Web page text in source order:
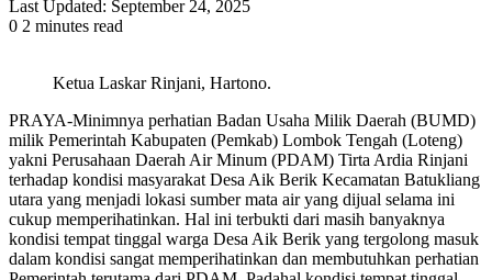
Last Updated: September 24, 2025
0 2 minutes read
Ketua Laskar Rinjani, Hartono.
PRAYA-Minimnya perhatian Badan Usaha Milik Daerah (BUMD)
milik Pemerintah Kabupaten (Pemkab) Lombok Tengah (Loteng)
yakni Perusahaan Daerah Air Minum (PDAM) Tirta Ardia Rinjani
terhadap kondisi masyarakat Desa Aik Berik Kecamatan Batukliang
utara yang menjadi lokasi sumber mata air yang dijual selama ini
cukup memperihatinkan. Hal ini terbukti dari masih banyaknya
kondisi tempat tinggal warga Desa Aik Berik yang tergolong masuk
dalam kondisi sangat memperihatinkan dan membutuhkan perhatian